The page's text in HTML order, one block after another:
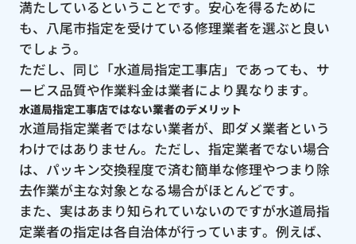
満たしているということです。安心を得るために
も、八尾市指定を受けている修理業者を選ぶと良い
でしょう。
ただし、同じ「水道局指定工事店」であっても、サ
ービス品質や作業料金は業者により異なります。
水道局指定工事店ではない業者のデメリット
水道局指定業者ではない業者が、即ダメ業者という
わけではありません。ただし、指定業者でない場合
は、パッキン交換程度で済む簡単な修理やつまり除
去作業が主な対象となる場合がほとんどです。
また、実はあまり知られていないのですが水道局指
定業者の指定は各自治体が行っています。例えば、